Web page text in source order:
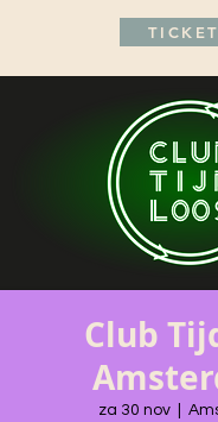
Club
za 30 nov
  |